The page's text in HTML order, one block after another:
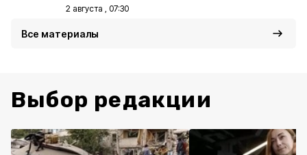
2 августа , 07:30
Все материалы
Выбор редакции